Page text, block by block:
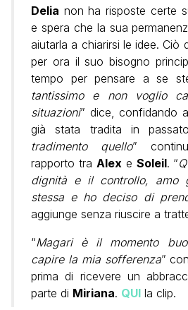
Delia non ha risposte certe
e spera che la sua
aiutarla a chiarirsi le idee. Ciò
per ora il suo bisogno
tempo per pensare a se
tantissimo e non voglio
situazioni” dice, confidando a
già stata tradita in
tradimento quello”
rapporto tra Alexe Soleil. “
dignità e il controllo,
stessa e ho deciso di
aggiunge senza riuscire a
“Magari è il momento
capire la mia sofferenza”
prima di ricevere un
parte di Miriana. QUI la clip.